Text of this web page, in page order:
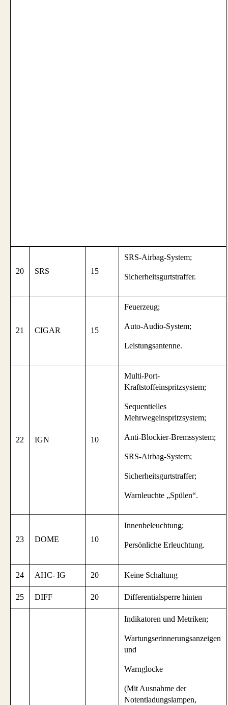
20 SRS 15
SRS-Airbag-System;
Sicherheitsgurtstraffer.
21 CIGAR 15
Feuerzeug;
Auto-Audio-System;
Leistungsantenne.
22 IGN 10
Multi-Port-
Kraftstoffeinspritzsystem;
Sequentielles
Mehrwegeinspritzsystem;
Anti-Blockier-Bremssystem;
SRS-Airbag-System;
Sicherheitsgurtstraffer;
Warnleuchte „Spülen“.
23 DOME 10
Innenbeleuchtung;
Persönliche Erleuchtung.
24 AHC- IG 20 Keine Schaltung
25 DIFF 20 Differentialsperre hinten
Indikatoren und Metriken;
Wartungserinnerungsanzeigen
und
Warnglocke
(Mit Ausnahme der
Notentladungslampen,